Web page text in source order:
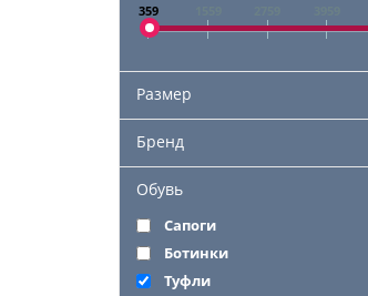
359
Размер
Бренд
Обувь
Сапоги
Ботинки
Туфли